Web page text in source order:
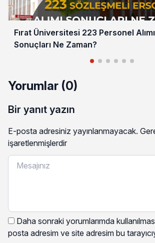
Fırat Üniversitesi 223 Personel
Sonuçları Ne Zaman?
Yorumlar (0)
Bir yanıt yazın
E-posta adresiniz yayınlanmayacak.
işaretlenmişlerdir
Daha sonraki yorumlarımda
posta adresim ve site adresim bu